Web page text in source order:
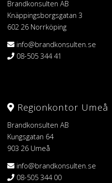
Brandkonsulten AB
Knäppingsborgsgatan 3
602 26 Norrköping
info@brandkonsulten.se
08-505 344 41
Regionkontor Umeå
Brandkonsulten AB
Kungsgatan 64
903 26 Umeå
info@brandkonsulten.se
08-505 344 00